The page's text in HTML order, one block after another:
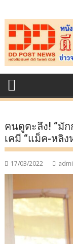
to
content
คนดูตะลึง! “มั
เคมี “แม็ค-หลิง
17/03/2022